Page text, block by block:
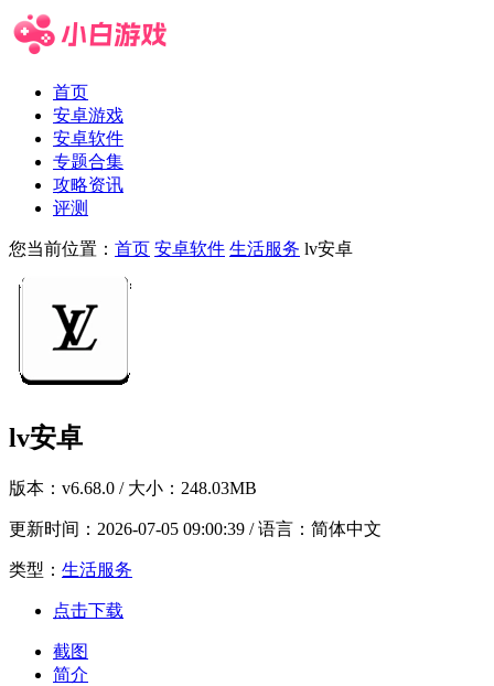
首页
安卓游戏
安卓软件
专题合集
攻略资讯
评测
您当前位置： 首页 安卓软件 生活服务 lv安卓
lv安卓
版本： v6.68.0 / 大小：248.03MB
更新时间： 2026-07-05 09:00:39 / 语言：简体中文
类型： 生活服务
点击下载
截图
简介